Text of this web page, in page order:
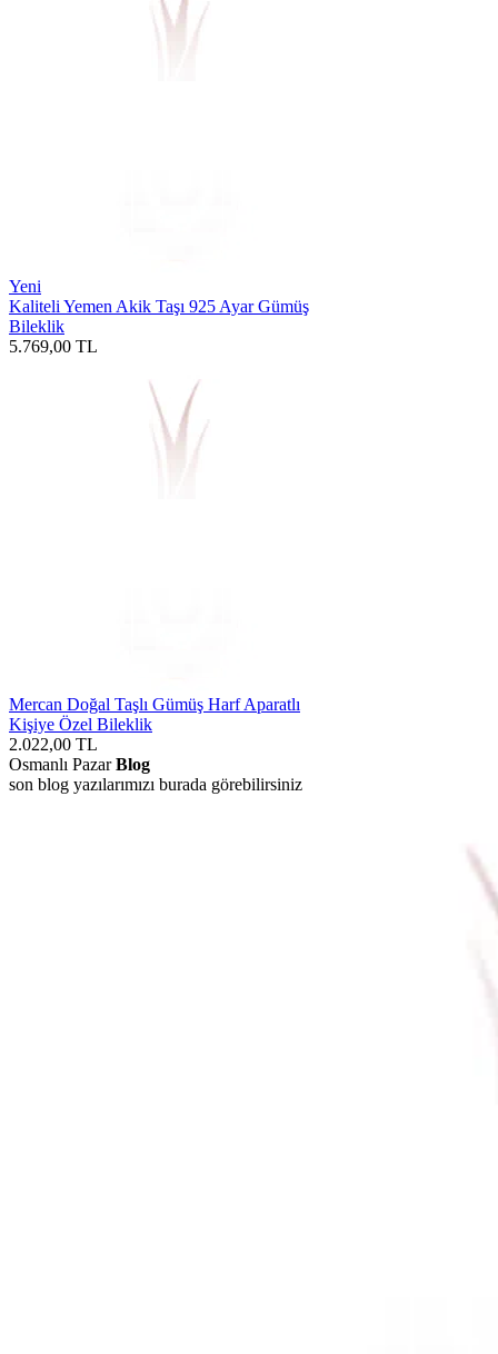
Yeni
Kaliteli Yemen Akik Taşı 925 Ayar Gümüş
Bileklik
5.769,00 TL
Mercan Doğal Taşlı Gümüş Harf Aparatlı
Kişiye Özel Bileklik
2.022,00 TL
Osmanlı PazarBlog
son blog yazılarımızı burada görebilirsiniz